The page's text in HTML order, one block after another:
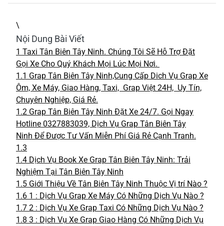
\
Nội Dung Bài Viết
1 Taxi Tân Biên Tây Ninh. Chúng Tôi Sẽ Hỗ Trợ Đặt
Gọi Xe Cho Quý Khách Mọi Lúc Mọi Nơi.
1.1 Grap Tân Biên Tây Ninh,Cung Cấp Dich Vụ Grap Xe
Ôm, Xe Máy, Giao Hàng, Taxi, Grap Việt 24H, Uy Tín,
Chuyên Nghiệp, Giá Rẻ.
1.2 Grap Tân Biên Tây Ninh Đặt Xe 24/7. Gọi Ngay
Hotline 0327883039, Dịch Vụ Grap Tân Biên Tây
Ninh Để Được Tư Vấn Miễn Phí Giá Rẻ Cạnh Tranh.
1.3
1.4 Dịch Vụ Book Xe Grap Tân Biên Tây Ninh: Trải
Nghiệm Tại Tân Biên Tây Ninh
1.5 Giới Thiệu Về Tân Biên Tây Ninh Thuộc Vị trí Nào ?
1.6 1 : Dịch Vụ Grap Xe Máy Có Những Dịch Vụ Nào ?
1.7 2 : Dịch Vụ Xe Grap Taxi Có Những Dịch Vụ Nào ?
1.8 3 : Dịch Vụ Xe Grap Giao Hàng Có Những Dịch Vụ